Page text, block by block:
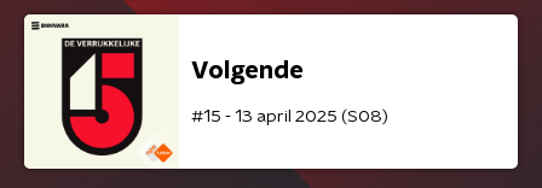
Volgende
#15 - 13 april 2025 (S08)